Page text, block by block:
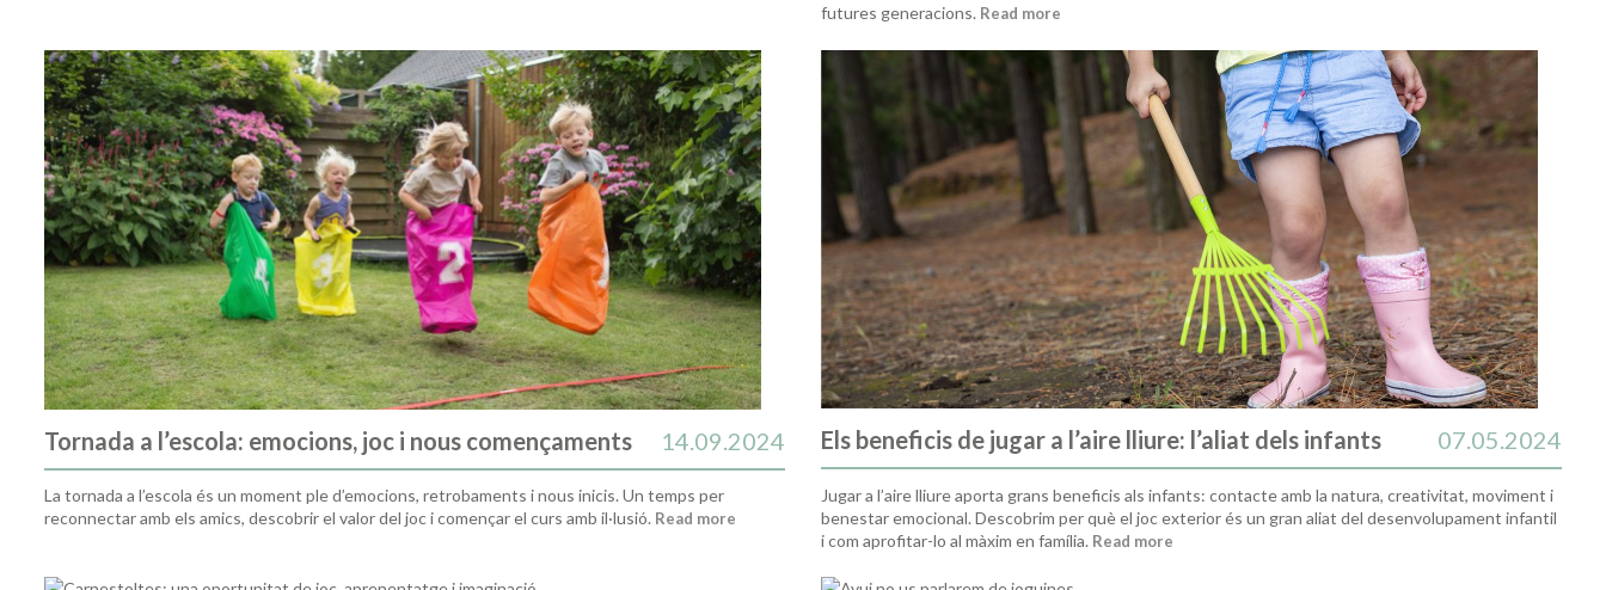
futures generacions. Read more
Tornada a l’escola: emocions, joc i nous començaments 14.09.2024
La tornada a l’escola és un moment ple d’emocions, retrobaments i nous inicis. Un temps per
reconnectar amb els amics, descobrir el valor del joc i començar el curs amb il·lusió. Read more
Els beneficis de jugar a l’aire lliure: l’aliat dels infants 07.05.2024
Jugar a l’aire lliure aporta grans beneficis als infants: contacte amb la natura, creativitat, moviment i
benestar emocional. Descobrim per què el joc exterior és un gran aliat del desenvolupament infantil
i com aprofitar-lo al màxim en família. Read more